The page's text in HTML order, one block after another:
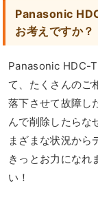
Panasonic
お考えですか？
Panasonic HDC-
て、たくさんのご
落下させて故障し
んで削除したらな
まざまな状況から
きっとお力になれ
い！